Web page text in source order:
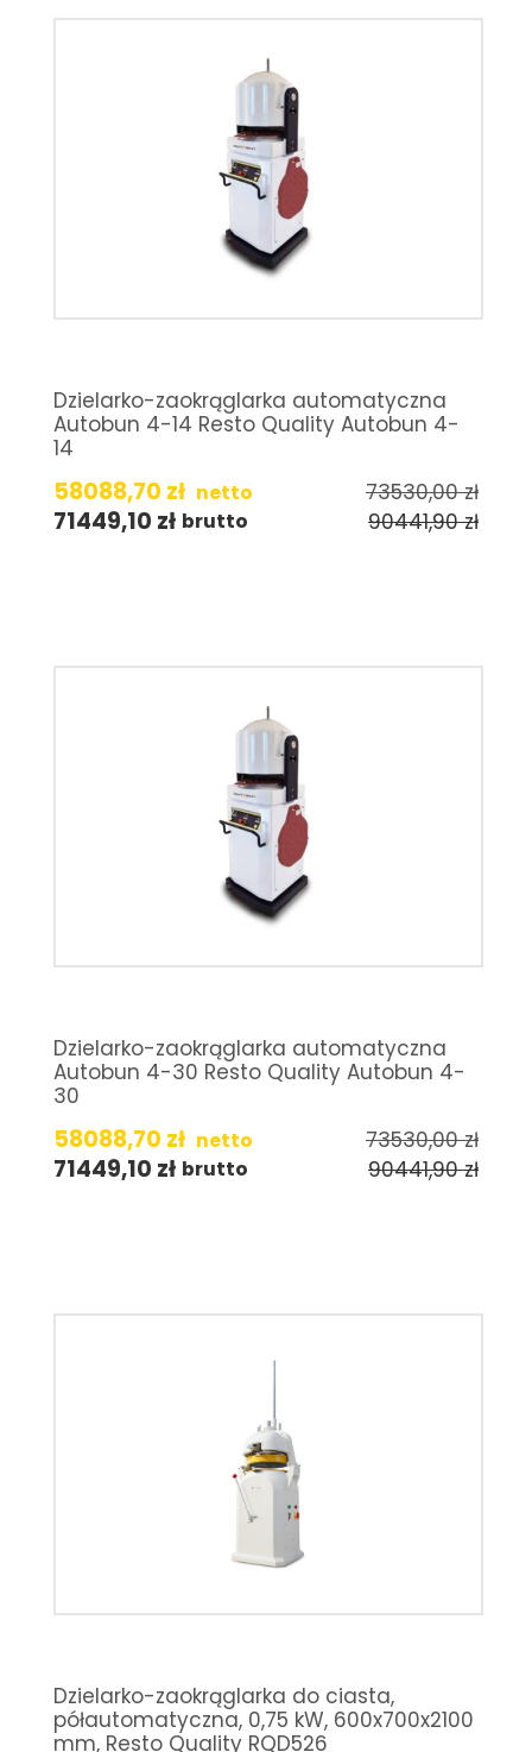
Dzielarko-zaokrąglarka automatyczna
Autobun 4-14 Resto Quality Autobun 4-
14
58088,70 zł netto 73530,00zł
71449,10 zł brutto 90441,90zł
Dzielarko-zaokrąglarka automatyczna
Autobun 4-30 Resto Quality Autobun 4-
30
58088,70 zł netto 73530,00zł
71449,10 zł brutto 90441,90zł
Dzielarko-zaokrąglarka do ciasta,
półautomatyczna, 0,75 kW, 600x700x2100
mm, Resto Quality RQD526